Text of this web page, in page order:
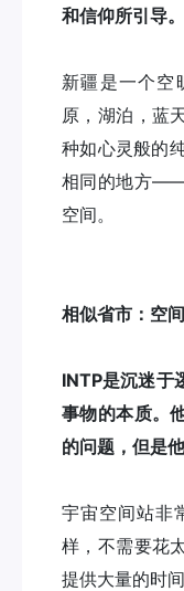
和信仰所引导。
新疆是一个空
原，湖泊，蓝
种如心灵般的
相同的地方——
空间。
相似省市：空
INTP是沉迷于
事物的本质。
的问题，但是
宇宙空间站非
样，不需要花
提供大量的时